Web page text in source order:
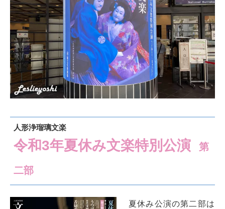
人形浄瑠璃文楽
令和3年夏休み文楽特別公演 第
二部
夏休み公演の第二部は